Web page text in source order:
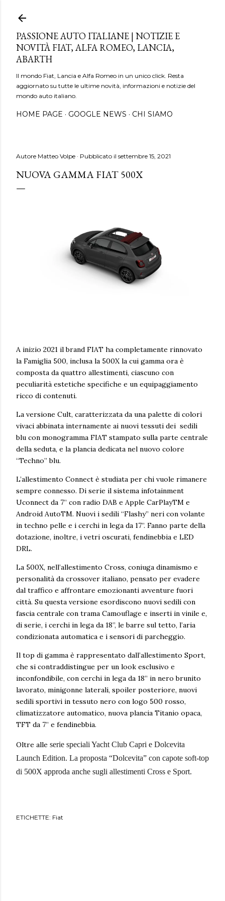
PASSIONE AUTO ITALIANE | NOTIZIE E
NOVITÀ FIAT, ALFA ROMEO, LANCIA,
ABARTH
Il mondo Fiat, Lancia e Alfa Romeo in un unico click. Resta
aggiornato su tutte le ultime novità, informazioni e notizie del
mondo auto italiano.
HOME PAGE GOOGLE NEWS CHI SIAMO
Autore Matteo Volpe Pubblicato il settembre 15, 2021
NUOVA GAMMA FIAT 500X
A inizio 2021 il brand FIAT ha completamente rinnovato
la Famiglia 500, inclusa la 500X la cui gamma ora è
composta da quattro allestimenti, ciascuno con
peculiarità estetiche specifiche e un equipaggiamento
ricco di contenuti.
La versione Cult, caratterizzata da una palette di colori
vivaci abbinata internamente ai nuovi tessuti dei sedili
blu con monogramma FIAT stampato sulla parte centrale
della seduta, e la plancia dedicata nel nuovo colore
“Techno” blu.
L’allestimento Connect è studiata per chi vuole rimanere
sempre connesso. Di serie il sistema infotainment
Uconnect da 7” con radio DAB e Apple CarPlayTM e
Android AutoTM. Nuovi i sedili “Flashy” neri con volante
in techno pelle e i cerchi in lega da 17”. Fanno parte della
dotazione, inoltre, i vetri oscurati, fendinebbia e LED
DRL.
La 500X, nell’allestimento Cross, coniuga dinamismo e
personalità da crossover italiano, pensato per evadere
dal traffico e affrontare emozionanti avventure fuori
città. Su questa versione esordiscono nuovi sedili con
fascia centrale con trama Camouflage e inserti in vinile e,
di serie, i cerchi in lega da 18”, le barre sul tetto, l’aria
condizionata automatica e i sensori di parcheggio.
Il top di gamma è rappresentato dall’allestimento Sport,
che si contraddistingue per un look esclusivo e
inconfondibile, con cerchi in lega da 18” in nero brunito
lavorato, minigonne laterali, spoiler posteriore, nuovi
sedili sportivi in tessuto nero con logo 500 rosso,
climatizzatore automatico, nuova plancia Titanio opaca,
TFT da 7” e fendinebbia.
Oltre alle serie speciali Yacht Club Capri e Dolcevita
Launch Edition. La proposta “Dolcevita” con capote soft-top
di 500X approda anche sugli allestimenti Cross e Sport.
ETICHETTE: Fiat